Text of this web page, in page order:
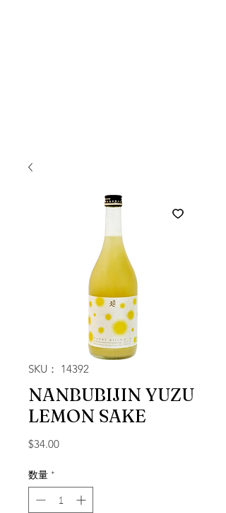
SKU： 14392
NANBUBIJIN YUZU
LEMON SAKE
$34.00価格
数量 *